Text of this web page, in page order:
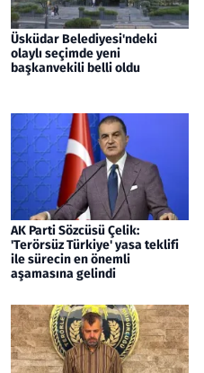
Üsküdar Belediyesi'ndeki
olaylı seçimde yeni
başkanvekili belli oldu
AK Parti Sözcüsü Çelik:
'Terörsüz Türkiye' yasa teklifi
ile sürecin en önemli
aşamasına gelindi